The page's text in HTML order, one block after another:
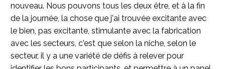
nouveau. Nous pouvons tous les deux être, et à la fin
de la journée, la chose que j'ai trouvée excitante avec
le bien, pas excitante, stimulante avec la fabrication
avec les secteurs, c'est que selon la niche, selon le
secteur, il y a une variété de défis à relever pour